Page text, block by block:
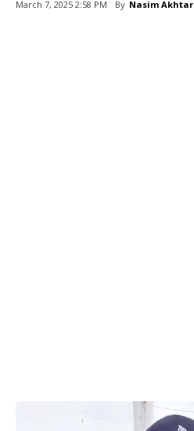
March 7, 2025 2:58 PM By Nasim Akhtar